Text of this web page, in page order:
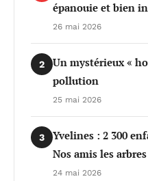
épanouie et bien
26 mai 2026
2
Un mystérieux «
pollution
25 mai 2026
3
Yvelines : 2 300
Nos amis les
24 mai 2026